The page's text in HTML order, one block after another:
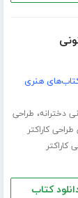
هنری
دخترانه، طراحی
کاراکتر
کاراکتر
کتاب